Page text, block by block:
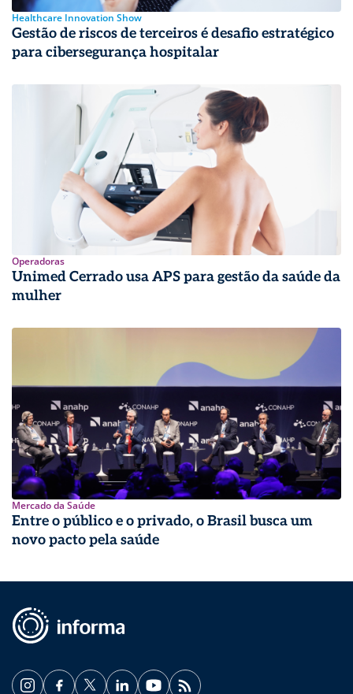
Healthcare Innovation Show
Gestão de riscos de terceiros é desafio estratégico
para cibersegurança hospitalar
Operadoras
Unimed Cerrado usa APS para gestão da saúde da
mulher
Mercado da Saúde
Entre o público e o privado, o Brasil busca um
novo pacto pela saúde